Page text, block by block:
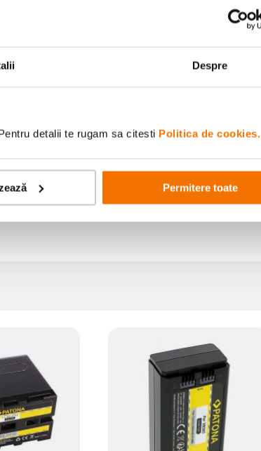
Despre
detalii te rugam sa citesti Politica de cookies.
Permitere toate
recenzie